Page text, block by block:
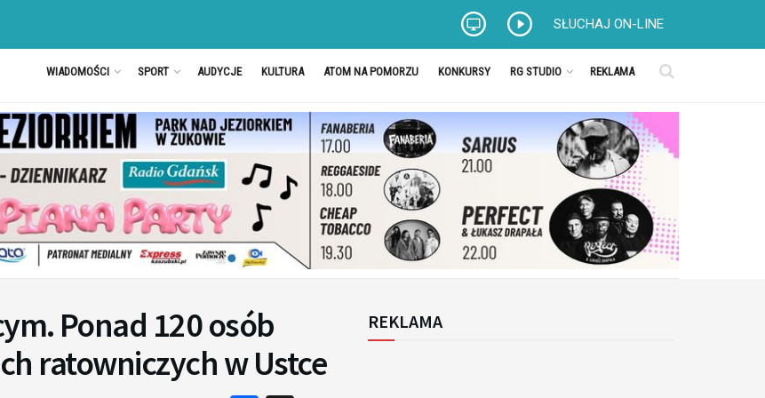
SŁUCHAJ ON-LINE
WIADOMOŚCI SPORT AUDYCJE KULTURA ATOM NA POMORZU KONKURSY RG STUDIO REKLAMA
Ponad 120 osób
ratowniczych w Ustce
REKLAMA